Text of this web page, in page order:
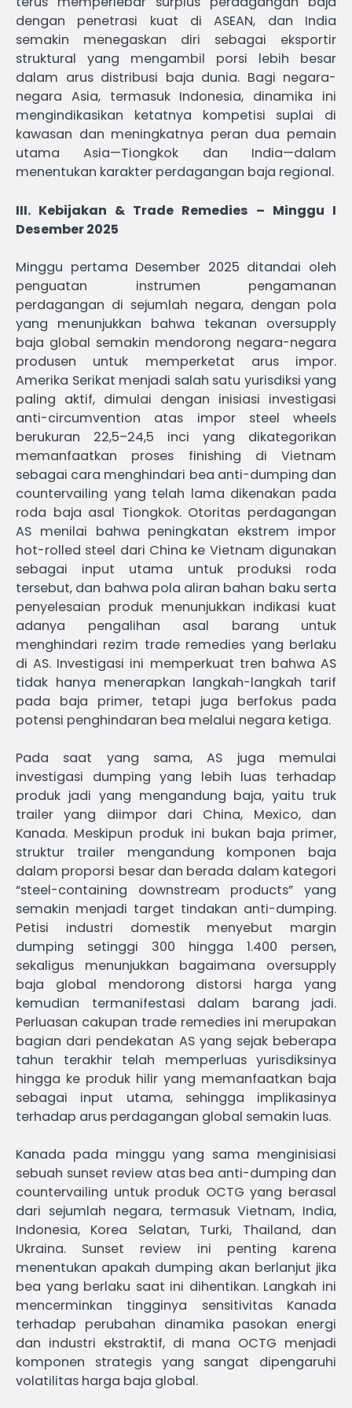
dengan penetrasi kuat di ASEAN, dan India
semakin menegaskan diri sebagai eksportir
struktural yang mengambil porsi lebih besar
dalam arus distribusi baja dunia. Bagi negara-
negara Asia, termasuk Indonesia, dinamika ini
mengindikasikan ketatnya kompetisi suplai di
kawasan dan meningkatnya peran dua pemain
utama Asia—Tiongkok dan India—dalam
menentukan karakter perdagangan baja regional.
III. Kebijakan & Trade Remedies – Minggu I
Desember 2025
Minggu pertama Desember 2025 ditandai oleh
penguatan instrumen pengamanan
perdagangan di sejumlah negara, dengan pola
yang menunjukkan bahwa tekanan oversupply
baja global semakin mendorong negara-negara
produsen untuk memperketat arus impor.
Amerika Serikat menjadi salah satu yurisdiksi yang
paling aktif, dimulai dengan inisiasi investigasi
anti-circumvention atas impor steel wheels
berukuran 22,5–24,5 inci yang dikategorikan
memanfaatkan proses finishing di Vietnam
sebagai cara menghindari bea anti-dumping dan
countervailing yang telah lama dikenakan pada
roda baja asal Tiongkok. Otoritas perdagangan
AS menilai bahwa peningkatan ekstrem impor
hot-rolled steel dari China ke Vietnam digunakan
sebagai input utama untuk produksi roda
tersebut, dan bahwa pola aliran bahan baku serta
penyelesaian produk menunjukkan indikasi kuat
adanya pengalihan asal barang untuk
menghindari rezim trade remedies yang berlaku
di AS. Investigasi ini memperkuat tren bahwa AS
tidak hanya menerapkan langkah-langkah tarif
pada baja primer, tetapi juga berfokus pada
potensi penghindaran bea melalui negara ketiga.
Pada saat yang sama, AS juga memulai
investigasi dumping yang lebih luas terhadap
produk jadi yang mengandung baja, yaitu truk
trailer yang diimpor dari China, Mexico, dan
Kanada. Meskipun produk ini bukan baja primer,
struktur trailer mengandung komponen baja
dalam proporsi besar dan berada dalam kategori
“steel-containing downstream products” yang
semakin menjadi target tindakan anti-dumping.
Petisi industri domestik menyebut margin
dumping setinggi 300 hingga 1.400 persen,
sekaligus menunjukkan bagaimana oversupply
baja global mendorong distorsi harga yang
kemudian termanifestasi dalam barang jadi.
Perluasan cakupan trade remedies ini merupakan
bagian dari pendekatan AS yang sejak beberapa
tahun terakhir telah memperluas yurisdiksinya
hingga ke produk hilir yang memanfaatkan baja
sebagai input utama, sehingga implikasinya
terhadap arus perdagangan global semakin luas.
Kanada pada minggu yang sama menginisiasi
sebuah sunset review atas bea anti-dumping dan
countervailing untuk produk OCTG yang berasal
dari sejumlah negara, termasuk Vietnam, India,
Indonesia, Korea Selatan, Turki, Thailand, dan
Ukraina. Sunset review ini penting karena
menentukan apakah dumping akan berlanjut jika
bea yang berlaku saat ini dihentikan. Langkah ini
mencerminkan tingginya sensitivitas Kanada
terhadap perubahan dinamika pasokan energi
dan industri ekstraktif, di mana OCTG menjadi
komponen strategis yang sangat dipengaruhi
volatilitas harga baja global.